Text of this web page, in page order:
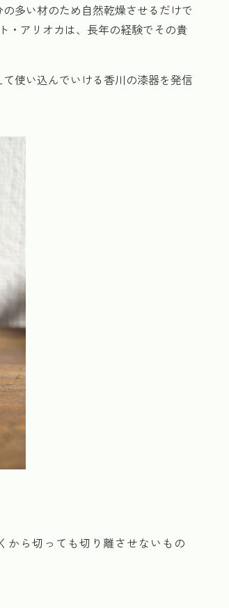
多い材のため自然乾燥させるだけで
・アリオカは、長年の経験でその貴
使い込んでいける香川の漆器を発信
から切っても切り離させないもの